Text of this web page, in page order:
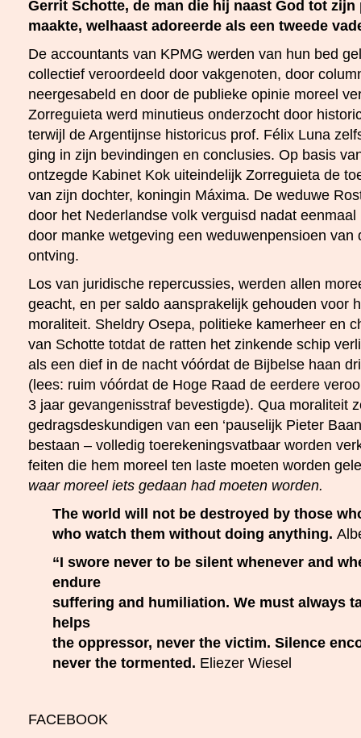
Gerrit Schotte, de man die hij naast God tot
maakte, welhaast adoreerde als een tweede
De accountants van KPMG werden van hun bed
collectief veroordeeld door vakgenoten, door
neergesabeld en door de publieke opinie moreel
Zorreguieta werd minutieus onderzocht door
terwijl de Argentijnse historicus prof. Félix Luna
ging in zijn bevindingen en conclusies. Op basis
ontzegde Kabinet Kok uiteindelijk Zorreguieta de
van zijn dochter, koningin Máxima. De weduwe
door het Nederlandse volk verguisd nadat
door manke wetgeving een weduwenpensioen van
ontving.
Los van juridische repercussies, werden allen
geacht, en per saldo aansprakelijk gehouden voor
moraliteit. Sheldry Osepa, politieke kamerheer en
van Schotte totdat de ratten het zinkende schip
als een dief in de nacht vóórdat de Bijbelse haan
(lees: ruim vóórdat de Hoge Raad de eerdere
3 jaar gevangenisstraf bevestigde). Qua moraliteit
gedragsdeskundigen van een ‘pauselijk Pieter
bestaan – volledig toerekeningsvatbaar worden
feiten die hem moreel ten laste moeten worden
waar moreel iets gedaan had moeten worden.
The world will not be destroyed by those
who watch them without doing anything.
“I swore never to be silent whenever and
endure
suffering and humiliation. We must always
helps
the oppressor, never the victim. Silence
never the tormented. Eliezer Wiesel
FACEBOOK